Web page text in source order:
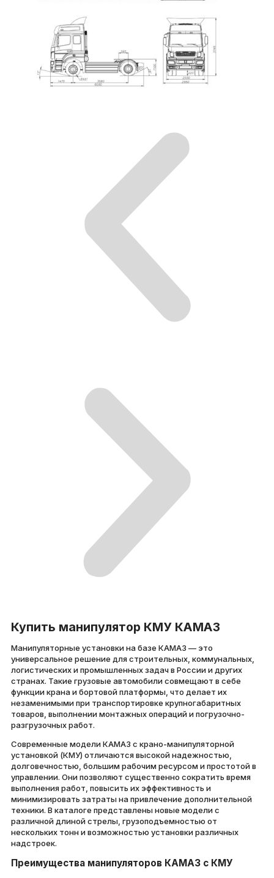
Купить манипулятор КМУ КАМАЗ
Манипуляторные установки на базе КАМАЗ — это
универсальное решение для строительных, коммунальных,
логистических и промышленных задач в России и других
странах. Такие грузовые автомобили совмещают в себе
функции крана и бортовой платформы, что делает их
незаменимыми при транспортировке крупногабаритных
товаров, выполнении монтажных операций и погрузочно-
разгрузочных работ.
Современные модели КАМАЗ с крано-манипуляторной
установкой (КМУ) отличаются высокой надежностью,
долговечностью, большим рабочим ресурсом и простотой в
управлении. Они позволяют существенно сократить время
выполнения работ, повысить их эффективность и
минимизировать затраты на привлечение дополнительной
техники. В каталоге представлены новые модели с
различной длиной стрелы, грузоподъемностью от
нескольких тонн и возможностью установки различных
надстроек.
Преимущества манипуляторов КАМАЗ с КМУ